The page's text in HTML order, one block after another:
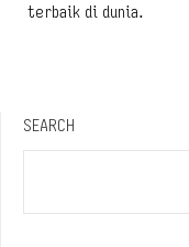
terbaik di dunia.
SEARCH